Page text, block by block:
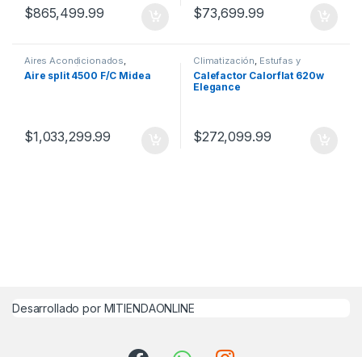
$865,499.99 $73,699.99
Aires Acondicionados,
Climatización
Aire split 4500 F/C Midea
$1,033,299.99
Climatización, Estufas y
Calefactores
Calefactor Calorflat 620w
Elegance
$272,099.99
Desarrollado por MITIENDAONLINE